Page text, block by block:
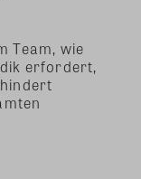
Team, wie
erfordert,